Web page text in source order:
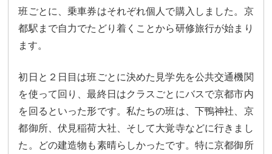
班ごとに、乗車券はそれぞれ個人で購入しました。京
都駅まで自力でたどり着くことから研修旅行が始まり
ます。
初日と２日目は班ごとに決めた見学先を公共交通機関
を使って回り、最終日はクラスごとにバスで京都市内
を回るといった形です。私たちの班は、下鴨神社、京
都御所、伏見稲荷大社、そして大覚寺などに行きまし
た。どの建造物も素晴らしかったです。特に京都御所